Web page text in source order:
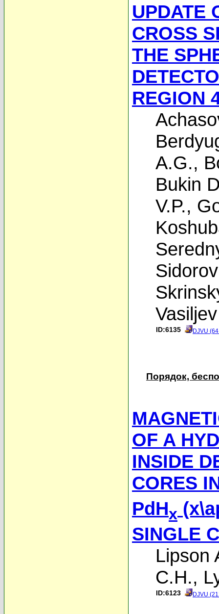
UPDATE
CROSS
THE
REGION
A.G.,
Bukin
V.P.,
ID:6135 DJVU
Порядок,
OF A
INSIDE
CORES
PdHx
SINGLE
Lipson
C.H.,
ID:6123 DJVU